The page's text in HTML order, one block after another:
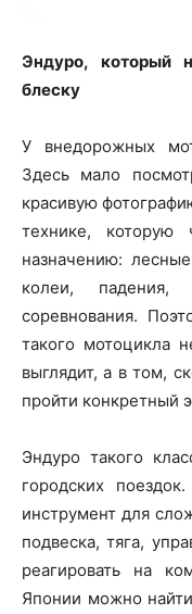
Эндуро, который
блеску
У внедорожных
Здесь мало
красивую
технике, которую
назначению:
колеи, падения,
соревнования.
такого мотоцикла
выглядит, а в том,
пройти конкретный
Эндуро такого
городских
инструмент для
подвеска, тяга,
реагировать на
Японии можно